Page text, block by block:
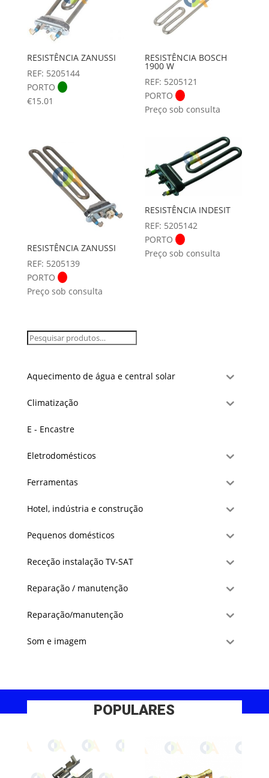
RESISTÊNCIA ZANUSSI
REF: 5205144
PORTO
€15.01
RESISTÊNCIA BOSCH
1900 W
REF: 5205121
PORTO
Preço sob consulta
RESISTÊNCIA ZANUSSI
REF: 5205139
PORTO
Preço sob consulta
RESISTÊNCIA INDESIT
REF: 5205142
PORTO
Preço sob consulta
Aquecimento de água e central solar
Climatização
E - Encastre
Eletrodomésticos
Ferramentas
Hotel, indústria e construção
Pequenos domésticos
Receção instalação TV-SAT
Reparação / manutenção
Reparação/manutenção
Som e imagem
POPULARES